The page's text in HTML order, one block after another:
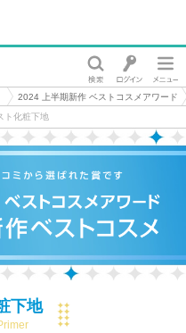
2024 上半期新作 ベストコスメアワード
ト化粧下地
下地